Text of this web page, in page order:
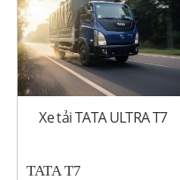
Xe tải TATA ULTRA T7
TATA T7